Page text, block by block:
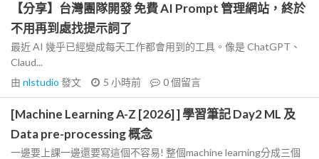
【分享】台灣團隊開發 免費 AI Prompt 管理網站，終於
不用再到處找提示詞了
最近 AI 幾乎已經變成每天工作都會用到的工具。像是 ChatGPT、
Claud...
由 nlstudio 發文 5 小時前 0個留言
[Machine Learning A-Z [2026] ] 學習筆記 Day2 ML 及
Data pre-processing 概念
一邊要上課一邊還要寫這個不容易! 整個machine learning分成三個